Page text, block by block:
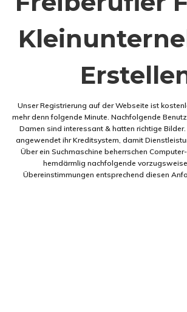
Unser Registrierung auf der Webseite ist
mehr denn folgende Minute. Nachfolgende
Damen sind interessant & hatten richtige
angewendet ihr Kreditsystem, damit
Über ein Suchmaschine beherrschen
hemdärmlig nachfolgende
Übereinstimmungen entsprechend diesen